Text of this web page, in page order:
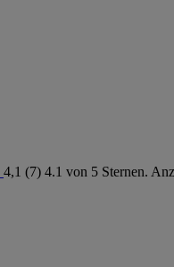
4,1 (7) 4.1 von 5 Sternen.